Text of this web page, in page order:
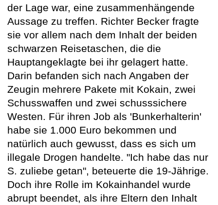
der Lage war, eine zusammenhängende
Aussage zu treffen. Richter Becker fragte
sie vor allem nach dem Inhalt der beiden
schwarzen Reisetaschen, die die
Hauptangeklagte bei ihr gelagert hatte.
Darin befanden sich nach Angaben der
Zeugin mehrere Pakete mit Kokain, zwei
Schusswaffen und zwei schusssichere
Westen. Für ihren Job als 'Bunkerhalterin'
habe sie 1.000 Euro bekommen und
natürlich auch gewusst, dass es sich um
illegale Drogen handelte. "Ich habe das nur
S. zuliebe getan", beteuerte die 19-Jährige.
Doch ihre Rolle im Kokainhandel wurde
abrupt beendet, als ihre Eltern den Inhalt